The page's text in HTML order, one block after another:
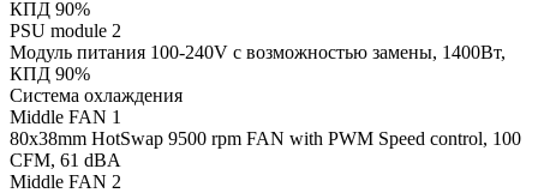
КПД 90%
PSU module 2
Модуль питания 100-240V с возможностью замены, 1400Вт,
КПД 90%
Система охлаждения
Middle FAN 1
80х38mm HotSwap 9500 rpm FAN with PWM Speed control, 100
CFM, 61 dBA
Middle FAN 2